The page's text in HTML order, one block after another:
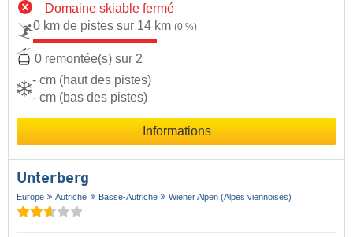
Domaine skiable fermé
0 km de pistes sur 14 km (0 %)
0 remontée(s) sur 2
- cm (haut des pistes)
- cm (bas des pistes)
Informations
Unterberg
Europe Autriche Basse-Autriche Wiener Alpen (Alpes viennoises)